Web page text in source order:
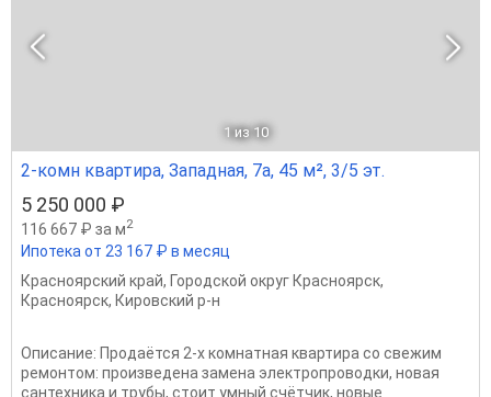
1 из 10
2-комн квартира, Западная, 7а, 45 м², 3/5 эт.
5 250 000 ₽
116 667 ₽ за м2
Ипотека от 23 167 ₽ в месяц
Красноярский край, Городской округ Красноярск,
Красноярск, Кировский р-н
Описание: Продаётся 2-х комнатная квартира со свежим
ремонтом: произведена замена электропроводки, новая
сантехника и трубы, стоит умный счётчик, новые